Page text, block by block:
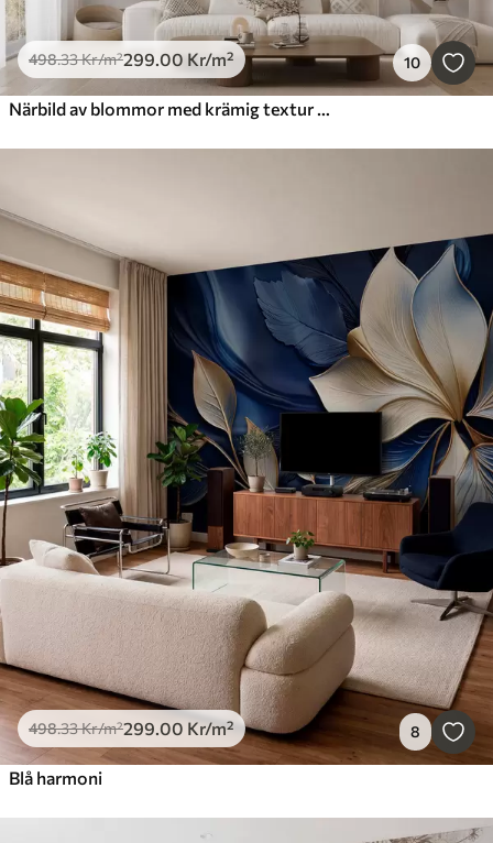
498.33Kr/m²299.00 Kr/m² 10
Närbild av blommor med krämig textur och skira, böljande kronblad som skapar ett mjukt, elegant och texturerat blomsterarrangemang
498.33Kr/m²299 .00 Kr/m² 8
Blå harmoni